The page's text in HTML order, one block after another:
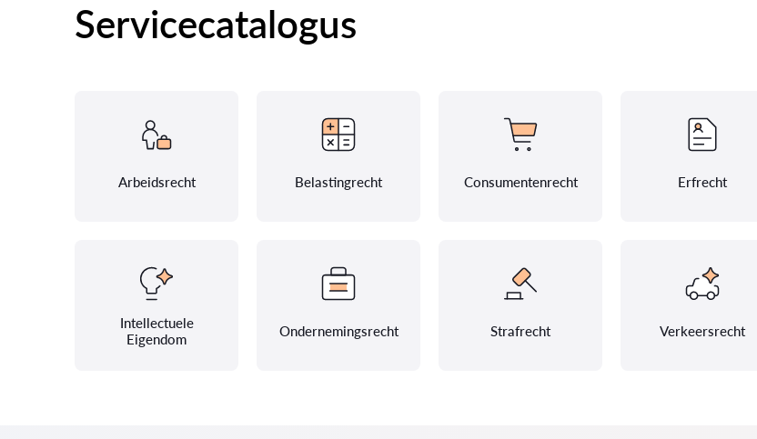
Servicecatalogus
Arbeidsrecht Belastingrecht Consumentenrecht Erfrecht
Intellectuele
Eigendom
Ondernemingsrecht Strafrecht Verkeersrecht